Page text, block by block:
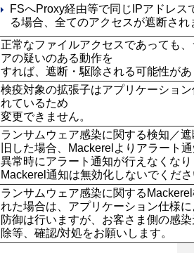
FSへProxy経由等で同じIPアドレス
る場合、全てのアクセスが遮断され
正常なファイルアクセスであっても
アの疑いのある動作を
すれば、遮断・駆除される可能性が
検疫対象の拡張子はアプリケーショ
れているため
変更できません。
ランサムウェア感染に関する検知／
旧した場合、Mackerelよりアラート
異常時にアラート通知が行えなくな
Mackerel通知は無効化しないでくだ
ランサムウェア感染に関する
れた場合は、アプリケーション仕様
防御は行いますが、お客さま側の感
除等、確認/対処をお願いします。